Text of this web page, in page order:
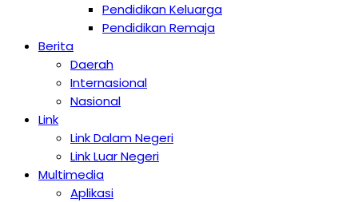
Pendidikan Keluarga
Pendidikan Remaja
Berita
Daerah
Internasional
Nasional
Link
Link Dalam Negeri
Link Luar Negeri
Multimedia
Aplikasi